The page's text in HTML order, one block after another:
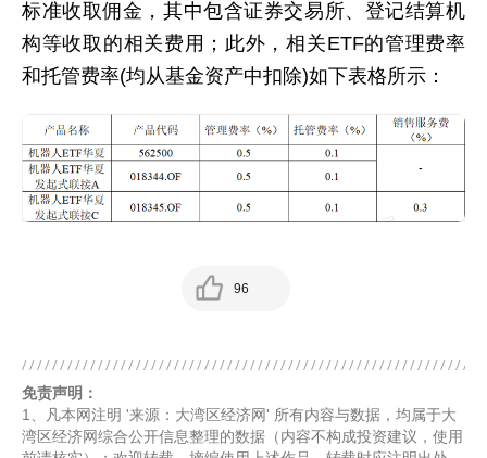
标准收取佣金，其中包含证券交易所、登记结算机
构等收取的相关费用；此外，相关ETF的管理费率
和托管费率(均从基金资产中扣除)如下表格所示：
96
免责声明：
1、凡本网注明 '来源：大湾区经济网' 所有内容与数据，均属于大
湾区经济网综合公开信息整理的数据（内容不构成投资建议，使用